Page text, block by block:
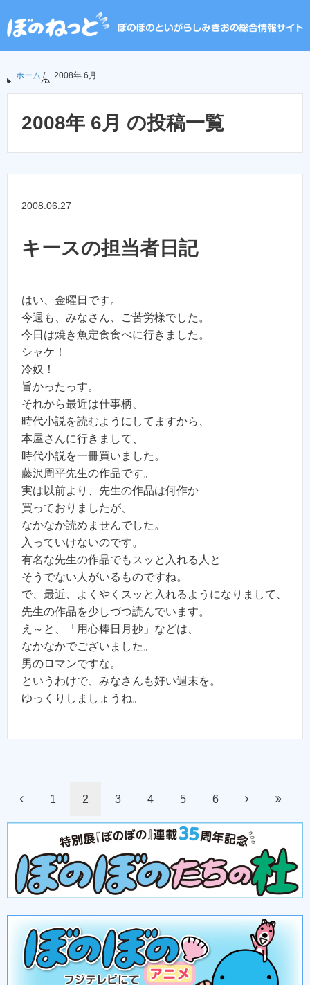
ホーム / 2008年 6月
2008年 6月 の投稿一覧
2008.06.27
キースの担当者日記
はい、金曜日です。
今週も、みなさん、ご苦労様でした。
今日は焼き魚定食食べに行きました。
シャケ！
冷奴！
旨かったっす。
それから最近は仕事柄、
時代小説を読むようにしてますから、
本屋さんに行きまして、
時代小説を一冊買いました。
藤沢周平先生の作品です。
実は以前より、先生の作品は何作か
買っておりましたが、
なかなか読めませんでした。
入っていけないのです。
有名な先生の作品でもスッと入れる人と
そうでない人がいるものですね。
で、最近、よくやくスッと入れるようになりまして、
先生の作品を少しづつ読んでいます。
え～と、「用心棒日月抄」などは、
なかなかでございました。
男のロマンですな。
というわけで、みなさんも好い週末を。
ゆっくりしましょうね。
1 2 3 4 5 6